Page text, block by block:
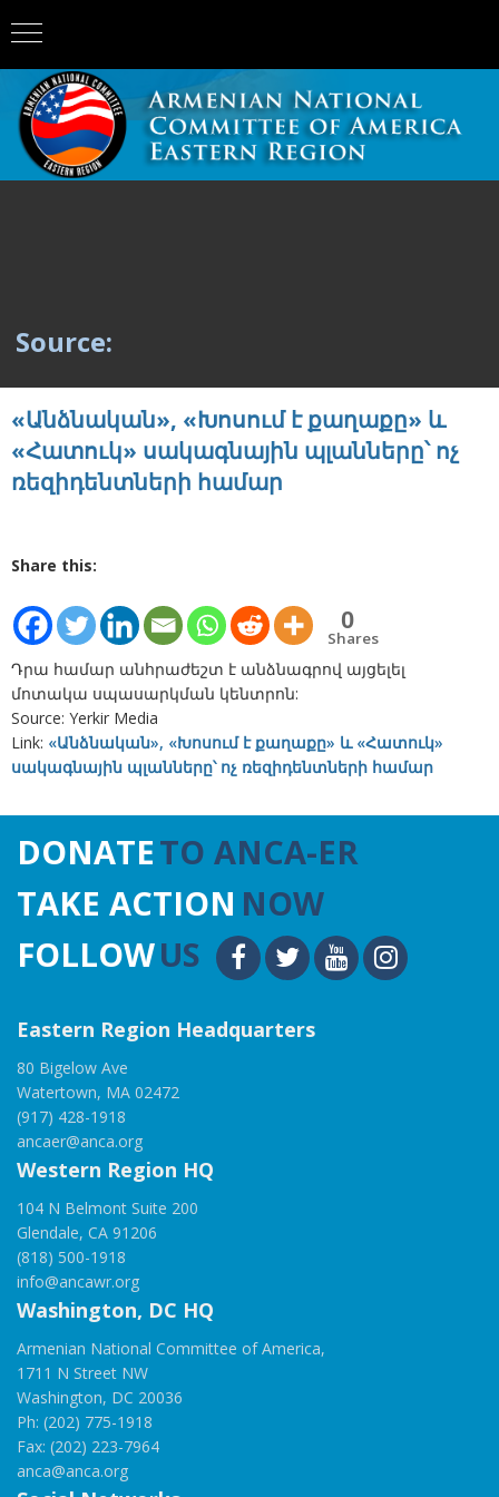
Source:
«Անձնական», «Խոսում է քաղաքը» և
«Հատուկ» սակագնային պլանները՝ ոչ
ռեզիդենտների համար
Share this:
0
Shares
Դրա համար անհրաժեշտ է անձնագրով այցելել
մոտակա սպասարկման կենտրոն:
Source: Yerkir Media
Link: «Անձնական», «Խոսում է քաղաքը» և «Հատուկ»
սակագնային պլանները՝ ոչ ռեզիդենտների համար
DONATETO ANCA-ER
TAKE ACTION NOW
FOLLOWUS
Eastern Region Headquarters
80 Bigelow Ave
Watertown, MA 02472
(917) 428-1918
ancaer@anca.org
Western Region HQ
104 N Belmont Suite 200
Glendale, CA 91206
(818) 500-1918
info@ancawr.org
Washington, DC HQ
Armenian National Committee of America,
1711 N Street NW
Washington, DC 20036
Ph: (202) 775-1918
Fax: (202) 223-7964
anca@anca.org